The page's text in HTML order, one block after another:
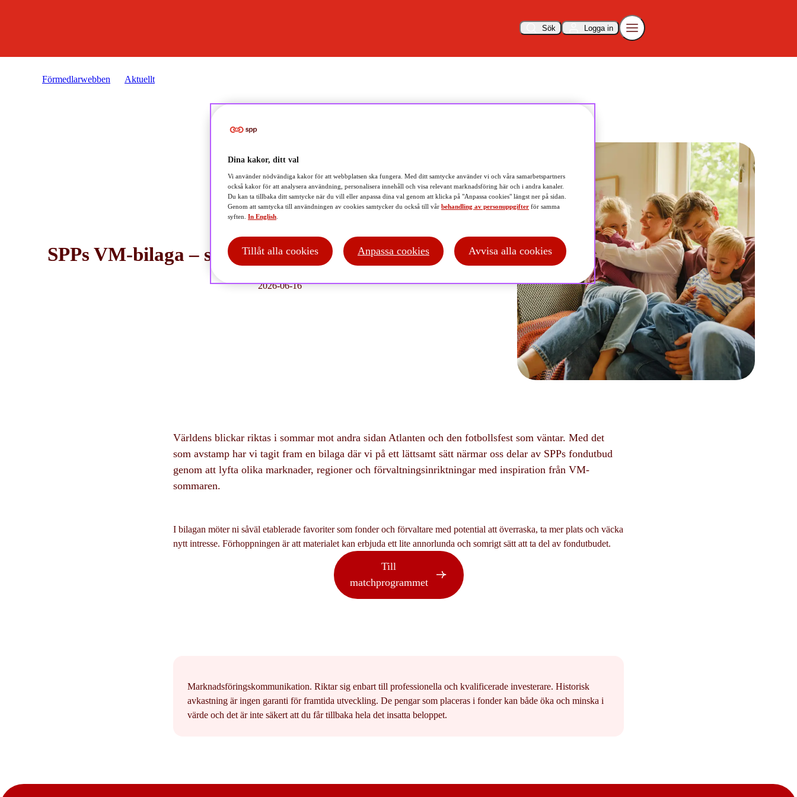
Sök Logga in
Förmedlarwebben Aktuellt
SPPs VM-bilaga – sommarinspiration från fondutbudet
2026-06-16
Världens blickar riktas i sommar mot andra sidan Atlanten och den fotbollsfest som väntar. Med det
som avstamp har vi tagit fram en bilaga där vi på ett lättsamt sätt närmar oss delar av SPPs fondutbud
genom att lyfta olika marknader, regioner och förvaltningsinriktningar med inspiration från VM-
sommaren.
I bilagan möter ni såväl etablerade favoriter som fonder och förvaltare med potential att överraska, ta mer plats och väcka
nytt intresse. Förhoppningen är att materialet kan erbjuda ett lite annorlunda och somrigt sätt att ta del av fondutbudet.
Till
matchprogrammet
Marknadsföringskommunikation. Riktar sig enbart till professionella och kvalificerade investerare. Historisk
avkastning är ingen garanti för framtida utveckling. De pengar som placeras i fonder kan både öka och minska i
värde och det är inte säkert att du får tillbaka hela det insatta beloppet.
Dina kakor, ditt val
Vi använder nödvändiga kakor för att webbplatsen ska fungera. Med ditt samtycke använder vi och våra samarbetspartners
också kakor för att analysera användning, personalisera innehåll och visa relevant marknadsföring här och i andra kanaler.
Du kan ta tillbaka ditt samtycke när du vill eller anpassa dina val genom att klicka på "Anpassa cookies" längst ner på sidan.
Genom att samtycka till användningen av cookies samtycker du också till vår behandling av personuppgifter för samma
syften. In English
Anpassa cookies Avvisa alla cookies
Tillåt alla cookies